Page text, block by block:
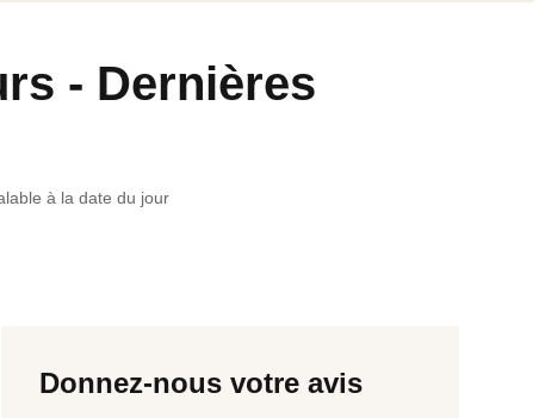
- Dernières
à la date du jour
Donnez-nous votre avis